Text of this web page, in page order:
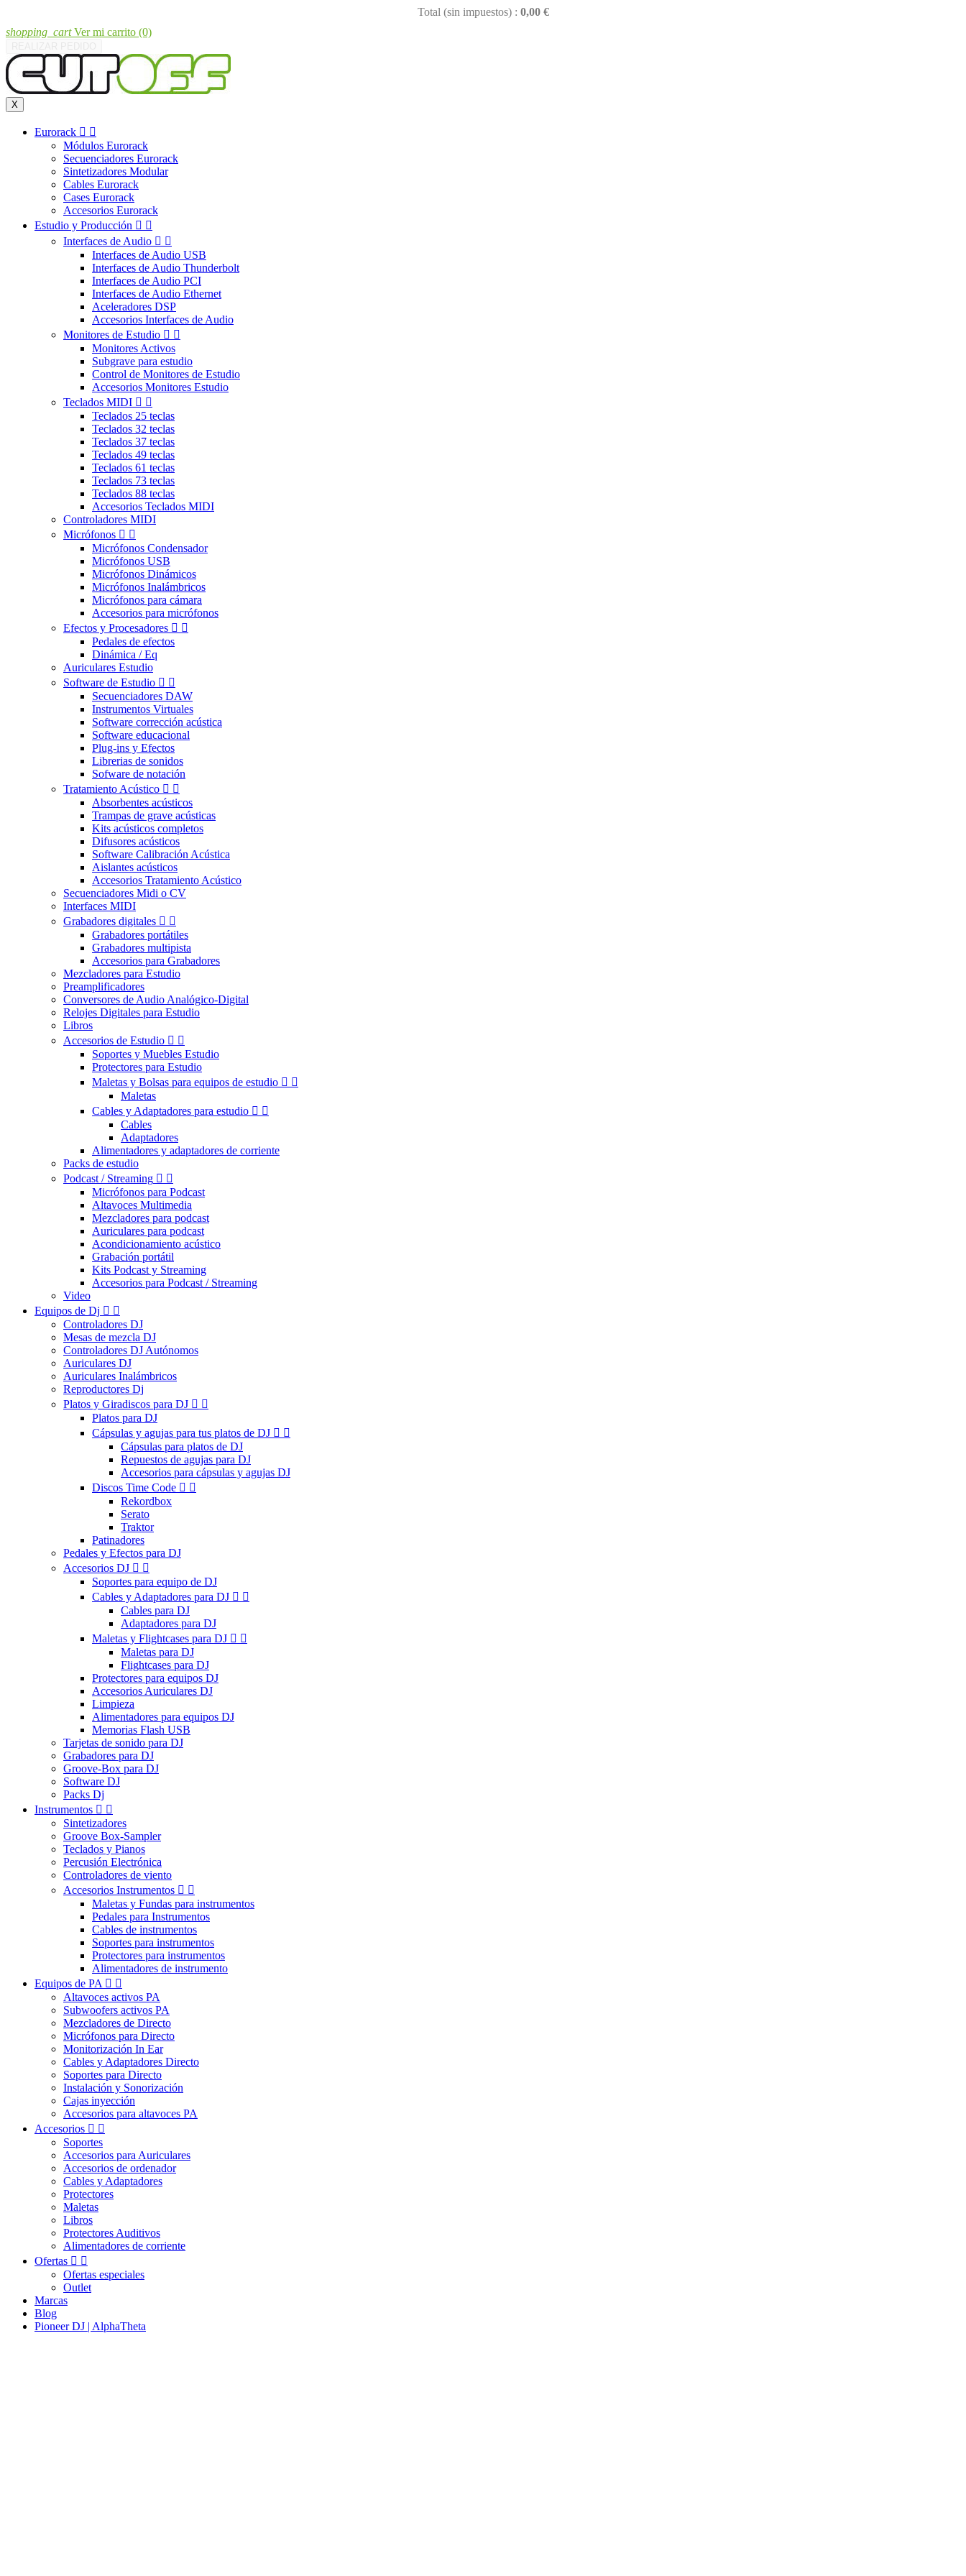
Total (sin impuestos) : 0,00 €
shopping_cart Ver mi carrito (0)
X
Eurorack  
Módulos Eurorack
Secuenciadores Eurorack
Sintetizadores Modular
Cables Eurorack
Cases Eurorack
Accesorios Eurorack
Estudio y Producción  
Interfaces de Audio  
Interfaces de Audio USB
Interfaces de Audio Thunderbolt
Interfaces de Audio PCI
Interfaces de Audio Ethernet
Aceleradores DSP
Accesorios Interfaces de Audio
Monitores de Estudio  
Monitores Activos
Subgrave para estudio
Control de Monitores de Estudio
Accesorios Monitores Estudio
Teclados MIDI  
Teclados 25 teclas
Teclados 32 teclas
Teclados 37 teclas
Teclados 49 teclas
Teclados 61 teclas
Teclados 73 teclas
Teclados 88 teclas
Accesorios Teclados MIDI
Controladores MIDI
Micrófonos  
Micrófonos Condensador
Micrófonos USB
Micrófonos Dinámicos
Micrófonos Inalámbricos
Micrófonos para cámara
Accesorios para micrófonos
Efectos y Procesadores  
Pedales de efectos
Dinámica / Eq
Auriculares Estudio
Software de Estudio  
Secuenciadores DAW
Instrumentos Virtuales
Software corrección acústica
Software educacional
Plug-ins y Efectos
Librerias de sonidos
Sofware de notación
Tratamiento Acústico  
Absorbentes acústicos
Trampas de grave acústicas
Kits acústicos completos
Difusores acústicos
Software Calibración Acústica
Aislantes acústicos
Accesorios Tratamiento Acústico
Secuenciadores Midi o CV
Interfaces MIDI
Grabadores digitales  
Grabadores portátiles
Grabadores multipista
Accesorios para Grabadores
Mezcladores para Estudio
Preamplificadores
Conversores de Audio Analógico-Digital
Relojes Digitales para Estudio
Libros
Accesorios de Estudio  
Soportes y Muebles Estudio
Protectores para Estudio
Maletas y Bolsas para equipos de estudio  
Maletas
Cables y Adaptadores para estudio  
Cables
Adaptadores
Alimentadores y adaptadores de corriente
Packs de estudio
Podcast / Streaming  
Micrófonos para Podcast
Altavoces Multimedia
Mezcladores para podcast
Auriculares para podcast
Acondicionamiento acústico
Grabación portátil
Kits Podcast y Streaming
Accesorios para Podcast / Streaming
Video
Equipos de Dj  
Controladores DJ
Mesas de mezcla DJ
Controladores DJ Autónomos
Auriculares DJ
Auriculares Inalámbricos
Reproductores Dj
Platos y Giradiscos para DJ  
Platos para DJ
Cápsulas y agujas para tus platos de DJ  
Cápsulas para platos de DJ
Repuestos de agujas para DJ
Accesorios para cápsulas y agujas DJ
Discos Time Code  
Rekordbox
Serato
Traktor
Patinadores
Pedales y Efectos para DJ
Accesorios DJ  
Soportes para equipo de DJ
Cables y Adaptadores para DJ  
Cables para DJ
Adaptadores para DJ
Maletas y Flightcases para DJ  
Maletas para DJ
Flightcases para DJ
Protectores para equipos DJ
Accesorios Auriculares DJ
Limpieza
Alimentadores para equipos DJ
Memorias Flash USB
Tarjetas de sonido para DJ
Grabadores para DJ
Groove-Box para DJ
Software DJ
Packs Dj
Instrumentos  
Sintetizadores
Groove Box-Sampler
Teclados y Pianos
Percusión Electrónica
Controladores de viento
Accesorios Instrumentos  
Maletas y Fundas para instrumentos
Pedales para Instrumentos
Cables de instrumentos
Soportes para instrumentos
Protectores para instrumentos
Alimentadores de instrumento
Equipos de PA  
Altavoces activos PA
Subwoofers activos PA
Mezcladores de Directo
Micrófonos para Directo
Monitorización In Ear
Cables y Adaptadores Directo
Soportes para Directo
Instalación y Sonorización
Cajas inyección
Accesorios para altavoces PA
Accesorios  
Soportes
Accesorios para Auriculares
Accesorios de ordenador
Cables y Adaptadores
Protectores
Maletas
Libros
Protectores Auditivos
Alimentadores de corriente
Ofertas  
Ofertas especiales
Outlet
Marcas
Blog
Pioneer DJ | AlphaTheta